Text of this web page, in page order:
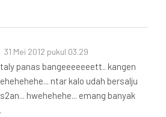
31 Mei 2012 pukul 03.29
panas bangeeeeeeett.. kangen
ntar kalo udah bersalju
hwehehehe... emang banyak